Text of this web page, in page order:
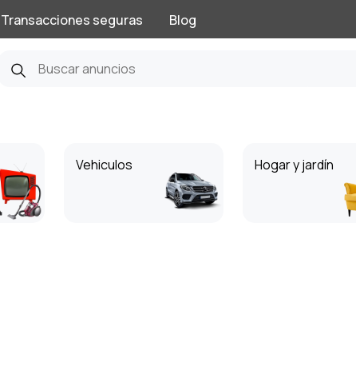
Transacciones seguras Blog
Vehiculos Hogar y jardín